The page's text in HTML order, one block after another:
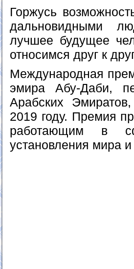
Горжусь
дальновидными
лучшее будущее
относимся друг к
Международная
эмира Абу-Даби,
Арабских
2019 году. Премия
работающим в
установления мира